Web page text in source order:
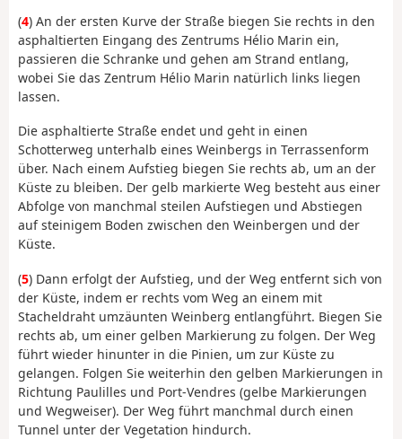
(4) An der ersten Kurve der Straße biegen Sie rechts in den
asphaltierten Eingang des Zentrums Hélio Marin ein,
passieren die Schranke und gehen am Strand entlang,
wobei Sie das Zentrum Hélio Marin natürlich links liegen
lassen.
Die asphaltierte Straße endet und geht in einen
Schotterweg unterhalb eines Weinbergs in Terrassenform
über. Nach einem Aufstieg biegen Sie rechts ab, um an der
Küste zu bleiben. Der gelb markierte Weg besteht aus einer
Abfolge von manchmal steilen Aufstiegen und Abstiegen
auf steinigem Boden zwischen den Weinbergen und der
Küste.
(5) Dann erfolgt der Aufstieg, und der Weg entfernt sich von
der Küste, indem er rechts vom Weg an einem mit
Stacheldraht umzäunten Weinberg entlangführt. Biegen Sie
rechts ab, um einer gelben Markierung zu folgen. Der Weg
führt wieder hinunter in die Pinien, um zur Küste zu
gelangen. Folgen Sie weiterhin den gelben Markierungen in
Richtung Paulilles und Port-Vendres (gelbe Markierungen
und Wegweiser). Der Weg führt manchmal durch einen
Tunnel unter der Vegetation hindurch.